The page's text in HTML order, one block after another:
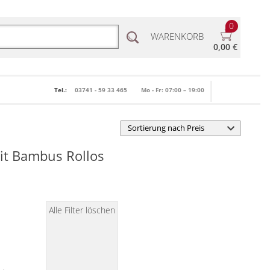
0
WARENKORB
0,00 €
Tel.: 03741 - 59 33 465 Mo - Fr: 07:00 – 19:00
Bambus Rollos
Alle Filter löschen